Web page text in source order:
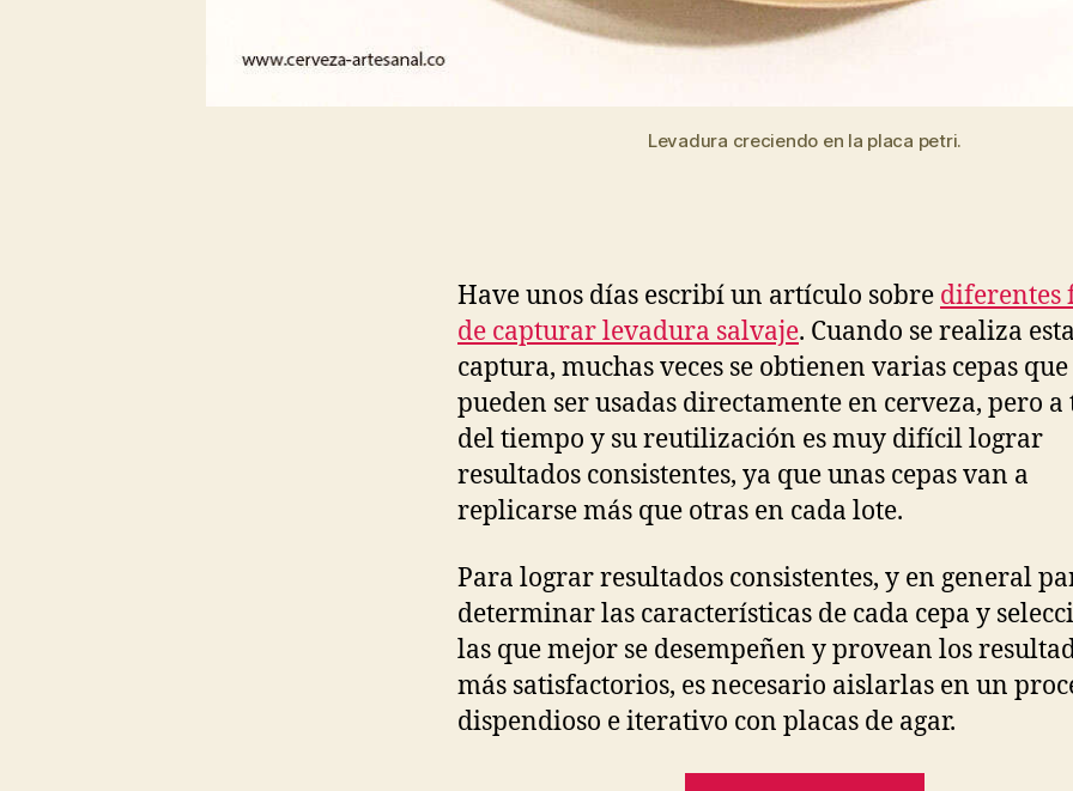
Levadura creciendo en la placa petri.
Have unos días escribí un artículo sobre diferentes
de capturar levadura salvaje. Cuando se realiza esta
captura, muchas veces se obtienen varias cepas que
pueden ser usadas directamente en cerveza, pero a
del tiempo y su reutilización es muy difícil lograr
resultados consistentes, ya que unas cepas van a
replicarse más que otras en cada lote.
Para lograr resultados consistentes, y en general
determinar las características de cada cepa y
las que mejor se desempeñen y provean los
más satisfactorios, es necesario aislarlas en un
dispendioso e iterativo con placas de agar.